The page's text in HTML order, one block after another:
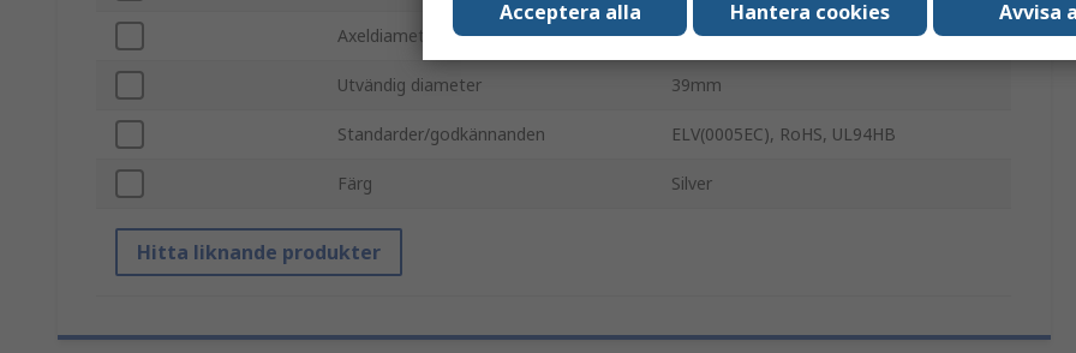
Axeldiameter 6mm
Utvändig diameter 39mm
Standarder/godkännanden ELV(0005EC), RoHS, UL94HB
Färg Silver
Hitta liknande produkter
Acceptera alla Hantera cookies Avvisa